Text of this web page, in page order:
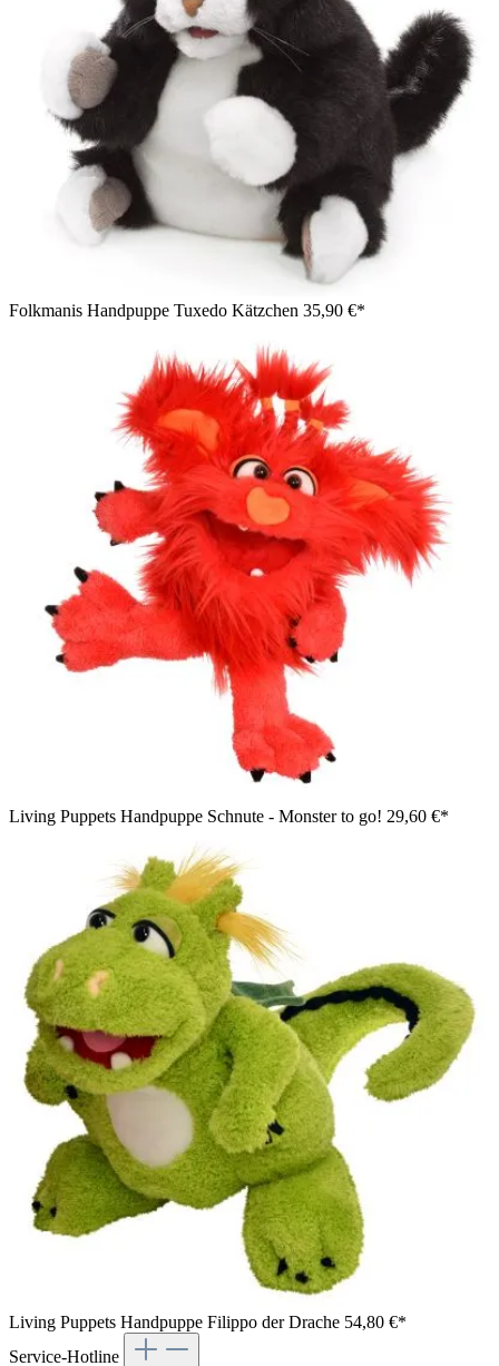
Folkmanis Handpuppe Tuxedo Kätzchen 35,90 €*
Living Puppets Handpuppe Schnute - Monster to go! 29,60 €*
Living Puppets Handpuppe Filippo der Drache 54,80 €*
Service-Hotline